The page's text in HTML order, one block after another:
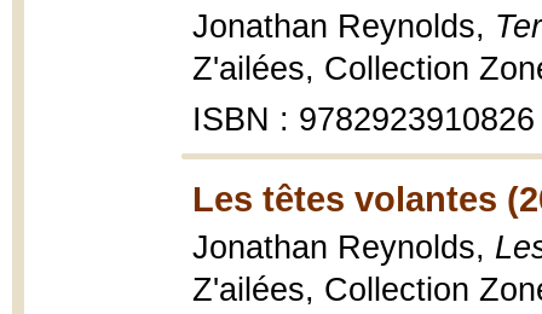
Jonathan Reynolds,
Z'ailées, Collection
ISBN : 9782923910826
Les têtes volantes
Jonathan Reynolds,
Z'ailées, Collection